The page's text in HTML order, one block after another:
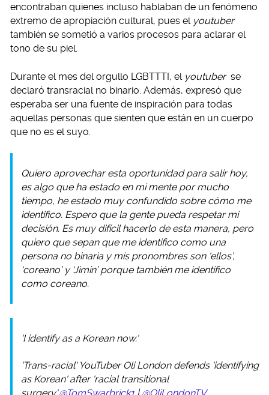
encontraban quienes incluso hablaban de un fenómeno
extremo de apropiación cultural, pues el youtuber
también se sometió a varios procesos para aclarar el
tono de su piel.
Durante el mes del orgullo LGBTTTI, el youtuber se
declaró transracial no binario. Además, expresó que
esperaba ser una fuente de inspiración para todas
aquellas personas que sienten que están en un cuerpo
que no es el suyo.
Quiero aprovechar esta oportunidad para salir hoy,
es algo que ha estado en mi mente por mucho
tiempo, he estado muy confundido sobre cómo me
identifico. Espero que la gente pueda respetar mi
decisión. Es muy difícil hacerlo de esta manera, pero
quiero que sepan que me identifico como una
persona no binaria y mis pronombres son ‘ellos’,
‘coreano’ y ‘Jimin’ porque también me identifico
como coreano.
'I identify as a Korean now.'
'Trans-racial' YouTuber Oli London defends 'identifying
as Korean' after 'racial transitional